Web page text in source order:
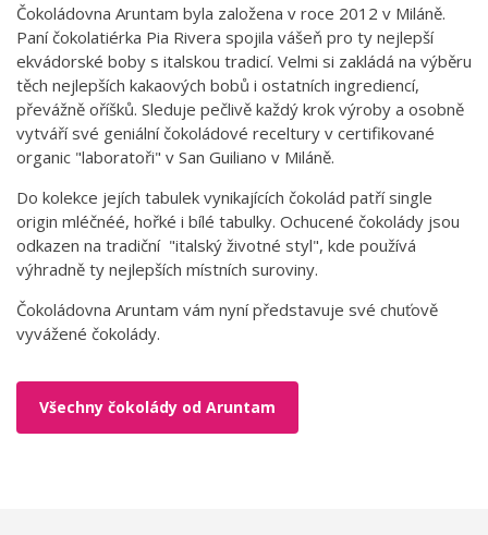
Čokoládovna Aruntam byla založena v roce 2012 v Miláně.
Paní čokolatiérka Pia Rivera spojila vášeň pro ty nejlepší
ekvádorské boby s italskou tradicí. Velmi si zakládá na výběru
těch nejlepších kakaových bobů i ostatních ingrediencí,
převážně oříšků. Sleduje pečlivě každý krok výroby a osobně
vytváří své geniální čokoládové receltury v certifikované
organic "laboratoři" v San Guiliano v Miláně.
Do kolekce jejích tabulek vynikajících čokolád patří single
origin mléčnéé, hořké i bílé tabulky. Ochucené čokolády jsou
odkazen na tradiční "italský životné styl", kde používá
výhradně ty nejlepších místních suroviny.
Čokoládovna Aruntam vám nyní představuje své chuťově
vyvážené čokolády.
Všechny čokolády od Aruntam